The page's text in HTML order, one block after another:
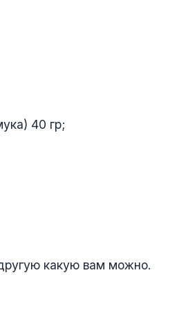
40 гр;
какую вам можно.